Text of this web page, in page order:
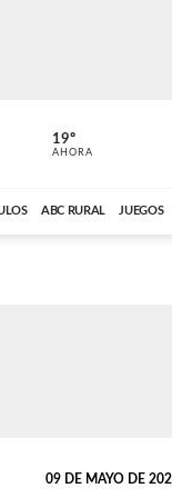
ABC CARDINAL
19º
AHORA
ABC RURAL JUEGOS
09 DE MAYO DE